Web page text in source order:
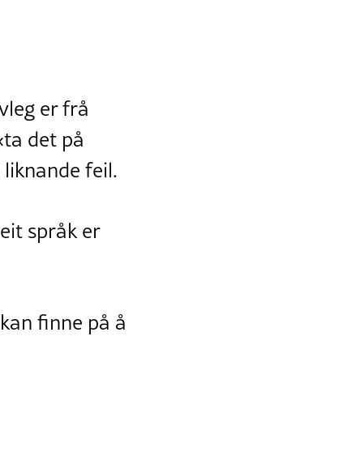
er frå
det på
feil.
språk er
finne på å